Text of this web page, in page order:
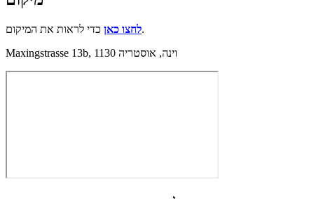
לחצו כאןכדי לראות את המיקום.
Maxingstrasse 13b, 1130 וינה, אוסטריה